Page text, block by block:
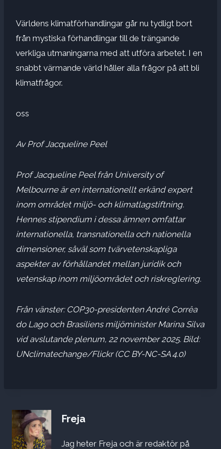
Världens klimatförhandlingar går nu tydligt bort
från mystiska förhandlingar till de trängande
verkliga utmaningarna med att utföra arbetet. I en
snabbt värmande värld håller alla frågor på att bli
klimatfrågor.
oss
Av Prof Jacqueline Peel
Prof Jacqueline Peel från University of
Melbourne är en internationellt erkänd expert
inom området miljö- och klimatlagstiftning.
Hennes stipendium i dessa ämnen omfattar
internationella, transnationella och nationella
dimensioner, såväl som tvärvetenskapliga
aspekter av förhållandet mellan juridik och
vetenskap inom miljöområdet och riskreglering.
Från vänster: COP30-presidenten André Corrêa
do Lago och Brasiliens miljöminister Marina Silva
vid avslutande plenum, 22 november 2025. Bild:
UNclimatechange/Flickr (CC BY-NC-SA 4.0)
Freja
Jag heter Freja och är redaktör på